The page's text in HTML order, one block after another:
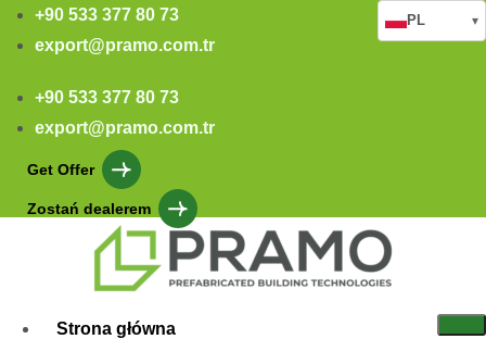
+90 533 377 80 73
export@pramo.com.tr
+90 533 377 80 73
export@pramo.com.tr
Get Offer
Zostań dealerem
PL ▾
Strona główna